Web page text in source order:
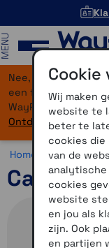
Nee, je bent niet
een flinke upgrade
WayPoint-service,
Ontdek hier wat er
Home >
Cardo
Cookie
Wij maken
website te
beter te
cookies
van de
analytische
cookies
website
en jou als
zijn. Ook
en partijen